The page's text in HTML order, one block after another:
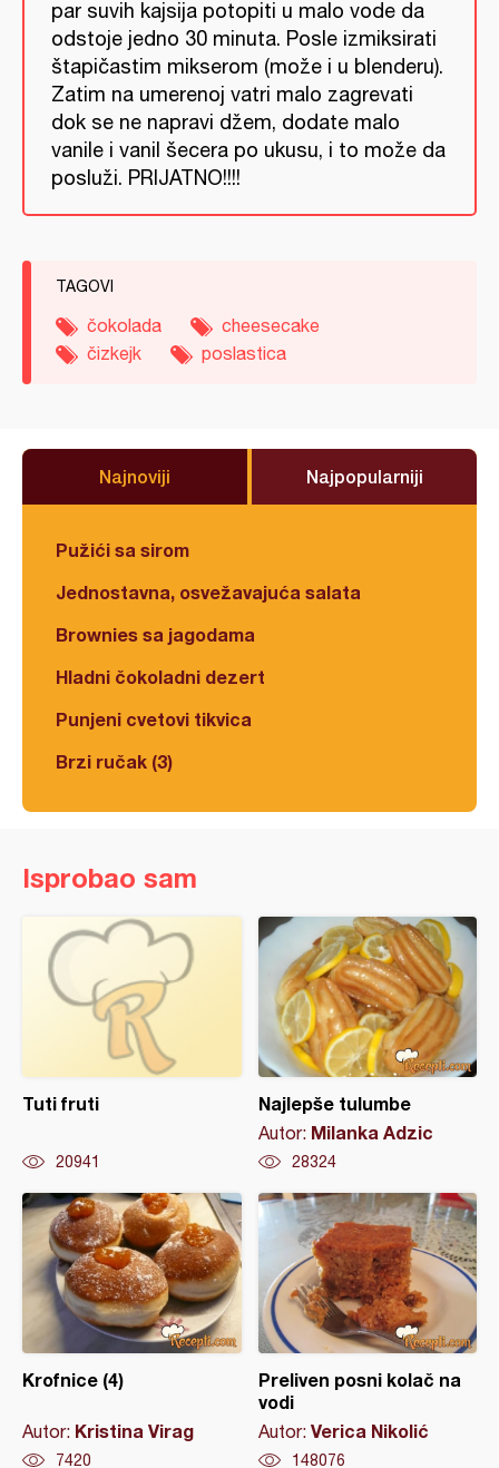
par suvih kajsija potopiti u malo vode da
odstoje jedno 30 minuta. Posle izmiksirati
štapičastim mikserom (može i u blenderu).
Zatim na umerenoj vatri malo zagrevati
dok se ne napravi džem, dodate malo
vanile i vanil šecera po ukusu, i to može da
posluži. PRIJATNO!!!!
TAGOVI
čokolada
cheesecake
čizkejk
poslastica
Najnoviji Najpopularniji
Pužići sa sirom
Jednostavna, osvežavajuća salata
Brownies sa jagodama
Hladni čokoladni dezert
Punjeni cvetovi tikvica
Brzi ručak (3)
Isprobao sam
Tuti fruti
20941
Najlepše tulumbe
Autor: Milanka Adzic
28324
Krofnice (4)
Autor: Kristina Virag
7420
Preliven posni kolač na
vodi
Autor: Verica Nikolić
148076